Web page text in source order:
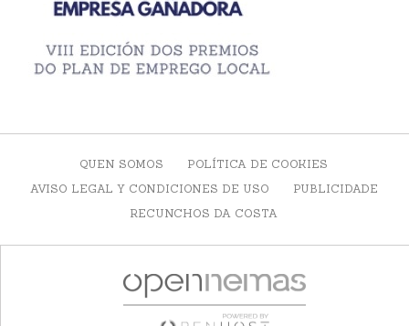
QUEN SOMOS
POLÍTICA DE COOKIES
AVISO LEGAL Y CONDICIONES DE USO
PUBLICIDADE
RECUNCHOS DA COSTA